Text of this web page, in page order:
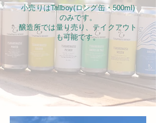
小売りはTallboy(ロング缶・500ml)
のみです。
​醸造所では量り売り、テイクアウト
も可能です。